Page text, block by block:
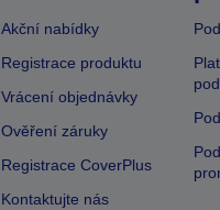
Akční nabídky
Registrace produktu
Vrácení objednávky
Ověření záruky
Registrace CoverPlus
Kontaktujte nás